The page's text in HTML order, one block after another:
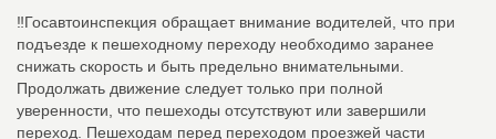
‼️Госавтоинспекция обращает внимание водителей, что при
подъезде к пешеходному переходу необходимо заранее
снижать скорость и быть предельно внимательными.
Продолжать движение следует только при полной
уверенности, что пешеходы отсутствуют или завершили
переход. Пешеходам перед переходом проезжей части